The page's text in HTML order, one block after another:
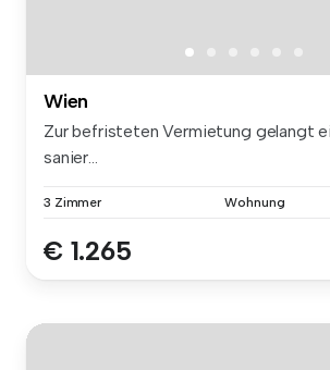
Wien
Zur befristeten Vermietung gelangt
sanier...
3 Zimmer Wohnung
€ 1.265